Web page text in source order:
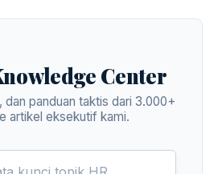
Center
dan panduan taktis dari 3.000+
artikel eksekutif kami.